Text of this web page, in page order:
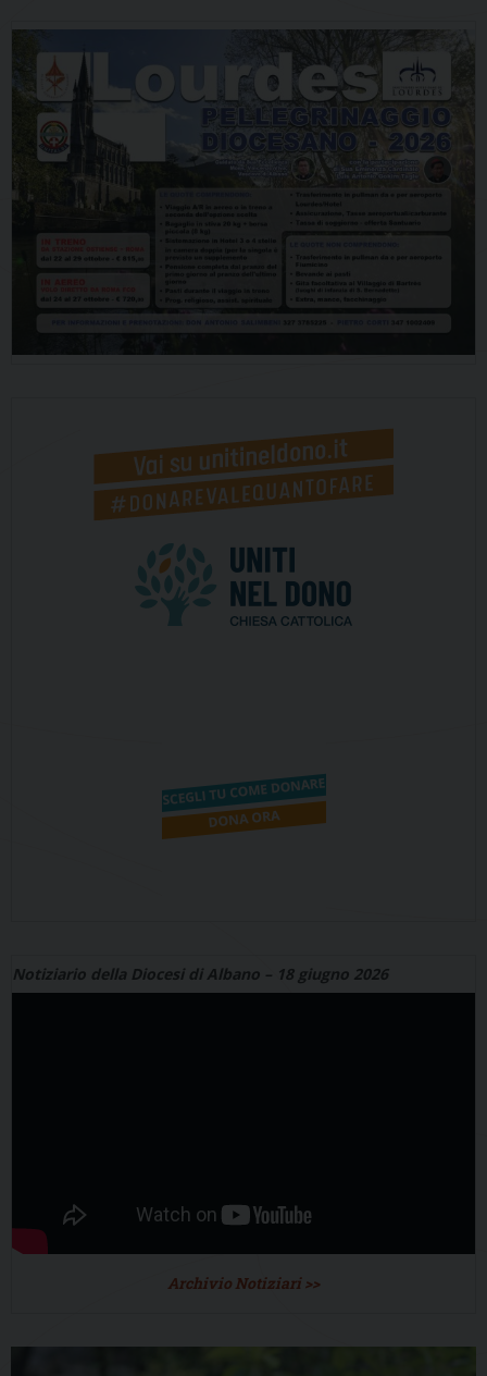
Notiziario della Diocesi di Albano – 18 giugno 2026
Archivio Notiziari >>